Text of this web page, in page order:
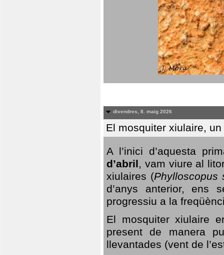
divendres, 8. maig 2026
El mosquiter xiulaire,
A l’inici d’aquesta
d’abril, vam viure al
xiulaires (Phylloscopus
d’anys anterior, ens
progressiu a la
El mosquiter xiulaire
present de manera
llevantades (vent de